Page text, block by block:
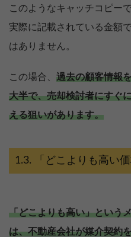
このようなキャッチコピー
実際に記載されている金額
はありません。
この場合、 過去の顧客情報
大半で、売却検討者にすぐ
える狙いがあります。
「どこよりも高い
「どこよりも高い」という
は、不動産会社が媒介契約